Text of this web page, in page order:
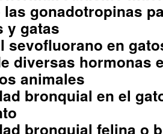
las gonadotropinas
y gatas
sevofluorano en
diversas hormonas
animales
bronquial en el
bronquial felina o